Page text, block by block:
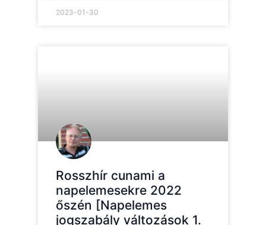
2023-01-30
Rosszhír cunami a
napelemesekre 2022
őszén [Napelemes
jogszabály változások 1.